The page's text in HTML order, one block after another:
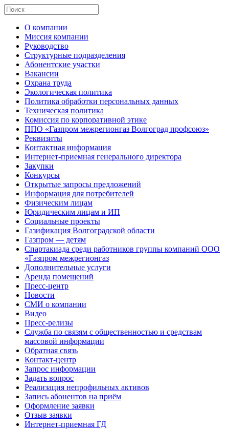
О компании
Миссия компании
Руководство
Структурные подразделения
Абонентские участки
Вакансии
Охрана труда
Экологическая политика
Политика обработки персональных данных
Техническая политика
Комиссия по корпоративной этике
ППО «Газпром межрегионгаз Волгоград профсоюз»
Реквизиты
Контактная информация
Интернет-приемная генерального директора
Закупки
Конкурсы
Открытые запросы предложений
Информация для потребителей
Физическим лицам
Юридическим лицам и ИП
Социальные проекты
Газификация Волгоградской области
Газпром — детям
Спартакиада среди работников группы компаний ООО
«Газпром межрегионгаз
Дополнительные услуги
Аренда помещений
Пресс-центр
Новости
СМИ о компании
Видео
Пресс-релизы
Служба по связям с общественностью и средствам
массовой информации
Обратная связь
Контакт-центр
Запрос информации
Задать вопрос
Реализация непрофильных активов
Запись абонентов на приём
Оформление заявки
Отзыв заявки
Интернет-приемная ГД